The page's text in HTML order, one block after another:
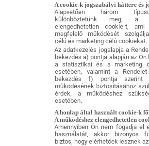
A cookie-k jogszabályi háttere és
Alapvetően három
különböztetünk meg, a
elengedhetetlen cookie-t,
megfelelő működését
célú és marketing célú cookiekat.
Az adatkezelés jogalapja a
bekezdés a) pontja alapján az Ön
a statisztikai és a marketing
esetében, valamint a
bekezdés f) pontja szerint
működésének biztosításához
érdek, a működéshez
esetében.
A honlap által használt cookie-k
A működéshez elengedhetetlen
Amennyiben Ön nem fogadja el
használatát, akkor bizonyos
biztos, hogy elérhetőek lesznek